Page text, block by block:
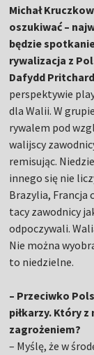
Michał
oszukiwać –
będzie
rywalizacja z
Dafydd
perspektywie
dla Walii. W
rywalem pod
walijscy
remisując.
innego się nie
Brazylia, Francja
tacy zawodnicy
odpoczywali.
Nie można
to niedzielne.
– Przeciwko
piłkarzy. Który
zagrożeniem?
– Myślę, że w